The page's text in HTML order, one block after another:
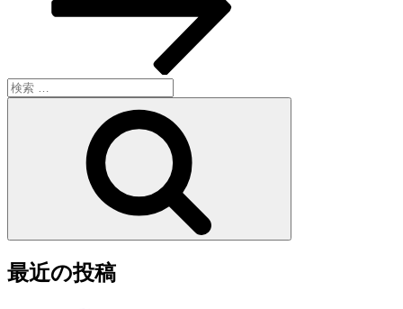
検
索:
最近の投稿